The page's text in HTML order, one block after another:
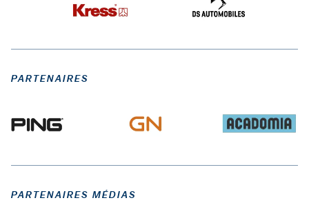
PARTENAIRES
PARTENAIRES MÉDIAS